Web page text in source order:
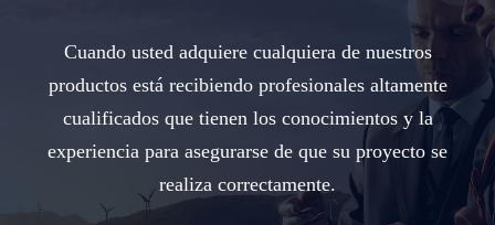
Cuando usted adquiere cualquiera de nuestros
productos está recibiendo profesionales altamente
cualificados que tienen los conocimientos y la
experiencia para asegurarse de que su proyecto se
realiza correctamente.